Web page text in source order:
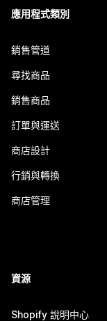
應用程式類別
銷售管道
尋找商品
銷售商品
訂單與運送
商店設計
行銷與轉換
商店管理
資源
Shopify 說明中心